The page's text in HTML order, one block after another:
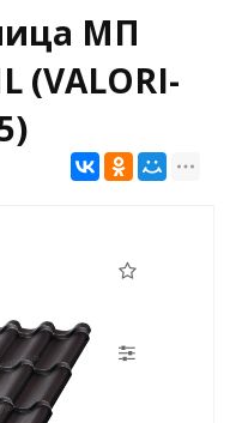
МП
(VALORI-